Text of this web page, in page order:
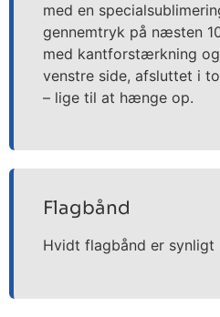
med en
gennemtryk på næsten
med kantforstærkning
venstre side, afsluttet i
– lige til at hænge op.
Flagbånd
Hvidt flagbånd er synligt